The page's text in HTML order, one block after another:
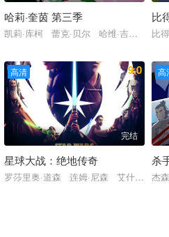
拉 大卫·克朗姆霍茨 爱德华·诺顿
哈莉·奎茵 第三季
凯莉·库柯 蕾克·贝尔 哈维·吉兰 罗恩
比
比
亚娜·马德拉 Azuri Hardy-Jones
高清 9.0
完结
星球大战：绝地传奇
罗莎里奥·道森 连姆·尼森 艾什莉·埃
高
杀
杰